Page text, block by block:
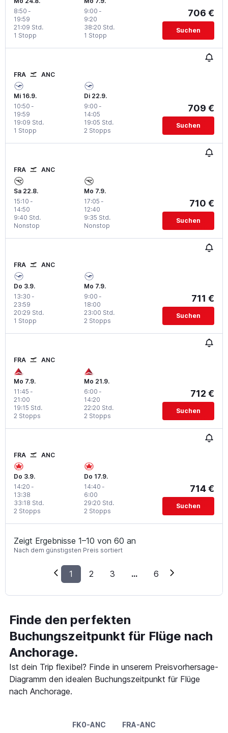
8:50 -
19:59
1 Stopp
21:09 Std.
9:00 -
9:20
1 Stopp
38:20 Std.
706 €
Suchen
FRA ANC
Mi 16.9.
10:50 -
19:59
1 Stopp
19:09 Std.
Di 22.9.
9:00 -
14:05
2 Stopps
19:05 Std.
709 €
Suchen
FRA ANC
Sa 22.8.
15:10 -
14:50
Nonstop
9:40 Std.
Mo 7.9.
17:05 -
12:40
Nonstop
9:35 Std.
710 €
Suchen
FRA ANC
Do 3.9.
13:30 -
23:59
1 Stopp
20:29 Std.
Mo 7.9.
9:00 -
18:00
2 Stopps
23:00 Std.
711 €
Suchen
FRA ANC
Mo 7.9.
11:45 -
21:00
2 Stopps
19:15 Std.
Mo 21.9.
6:00 -
14:20
2 Stopps
22:20 Std.
712 €
Suchen
FRA ANC
Do 3.9.
14:20 -
13:38
2 Stopps
33:18 Std.
Do 17.9.
14:40 -
6:00
2 Stopps
29:20 Std.
714 €
Suchen
Zeigt Ergebnisse 1–10 von 60 an
Nach dem günstigsten Preis sortiert
1 2 3 ... 6
Finde den perfekten
Buchungszeitpunkt für Flüge nach
Anchorage.
Ist dein Trip flexibel? Finde in unserem Preisvorhersage-
Diagramm den idealen Buchungszeitpunkt für Flüge
nach Anchorage.
FK0-ANC FRA-ANC